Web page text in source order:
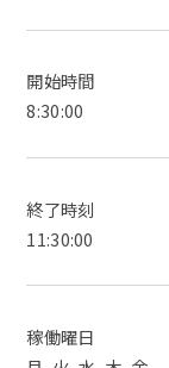
開始時間
8:30:00
終了時刻
11:30:00
稼働曜日